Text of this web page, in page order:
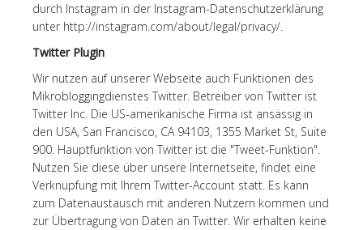
durch Instagram in der Instagram-Datenschutzerklärung
unter http://instagram.com/about/legal/privacy/.
Twitter Plugin
Wir nutzen auf unserer Webseite auch Funktionen des
Mikrobloggingdienstes Twitter. Betreiber von Twitter ist
Twitter Inc. Die US-amerikanische Firma ist ansässig in
den USA, San Francisco, CA 94103, 1355 Market St, Suite
900. Hauptfunktion von Twitter ist die "Tweet-Funktion".
Nutzen Sie diese über unsere Internetseite, findet eine
Verknüpfung mit Ihrem Twitter-Account statt. Es kann
zum Datenaustausch mit anderen Nutzern kommen und
zur Übertragung von Daten an Twitter. Wir erhalten keine